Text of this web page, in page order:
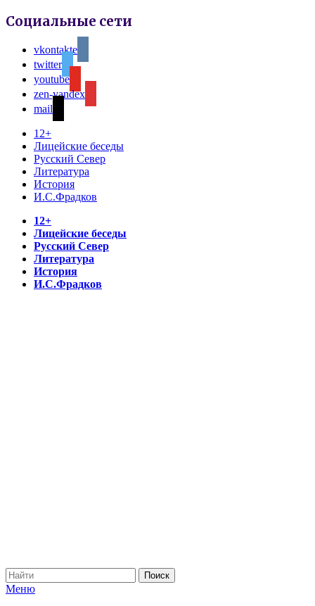
Социальные сети
vkontakte
twitter
youtube
zen-yandex
mail
12+
Лицейские беседы
Русский Север
Литература
История
И.С.Фрадков
12+
Лицейские беседы
Русский Север
Литература
История
И.С.Фрадков
Меню